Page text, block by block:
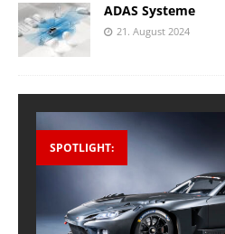
ADAS Systeme
21. August 2024
SPOTLIGHT: